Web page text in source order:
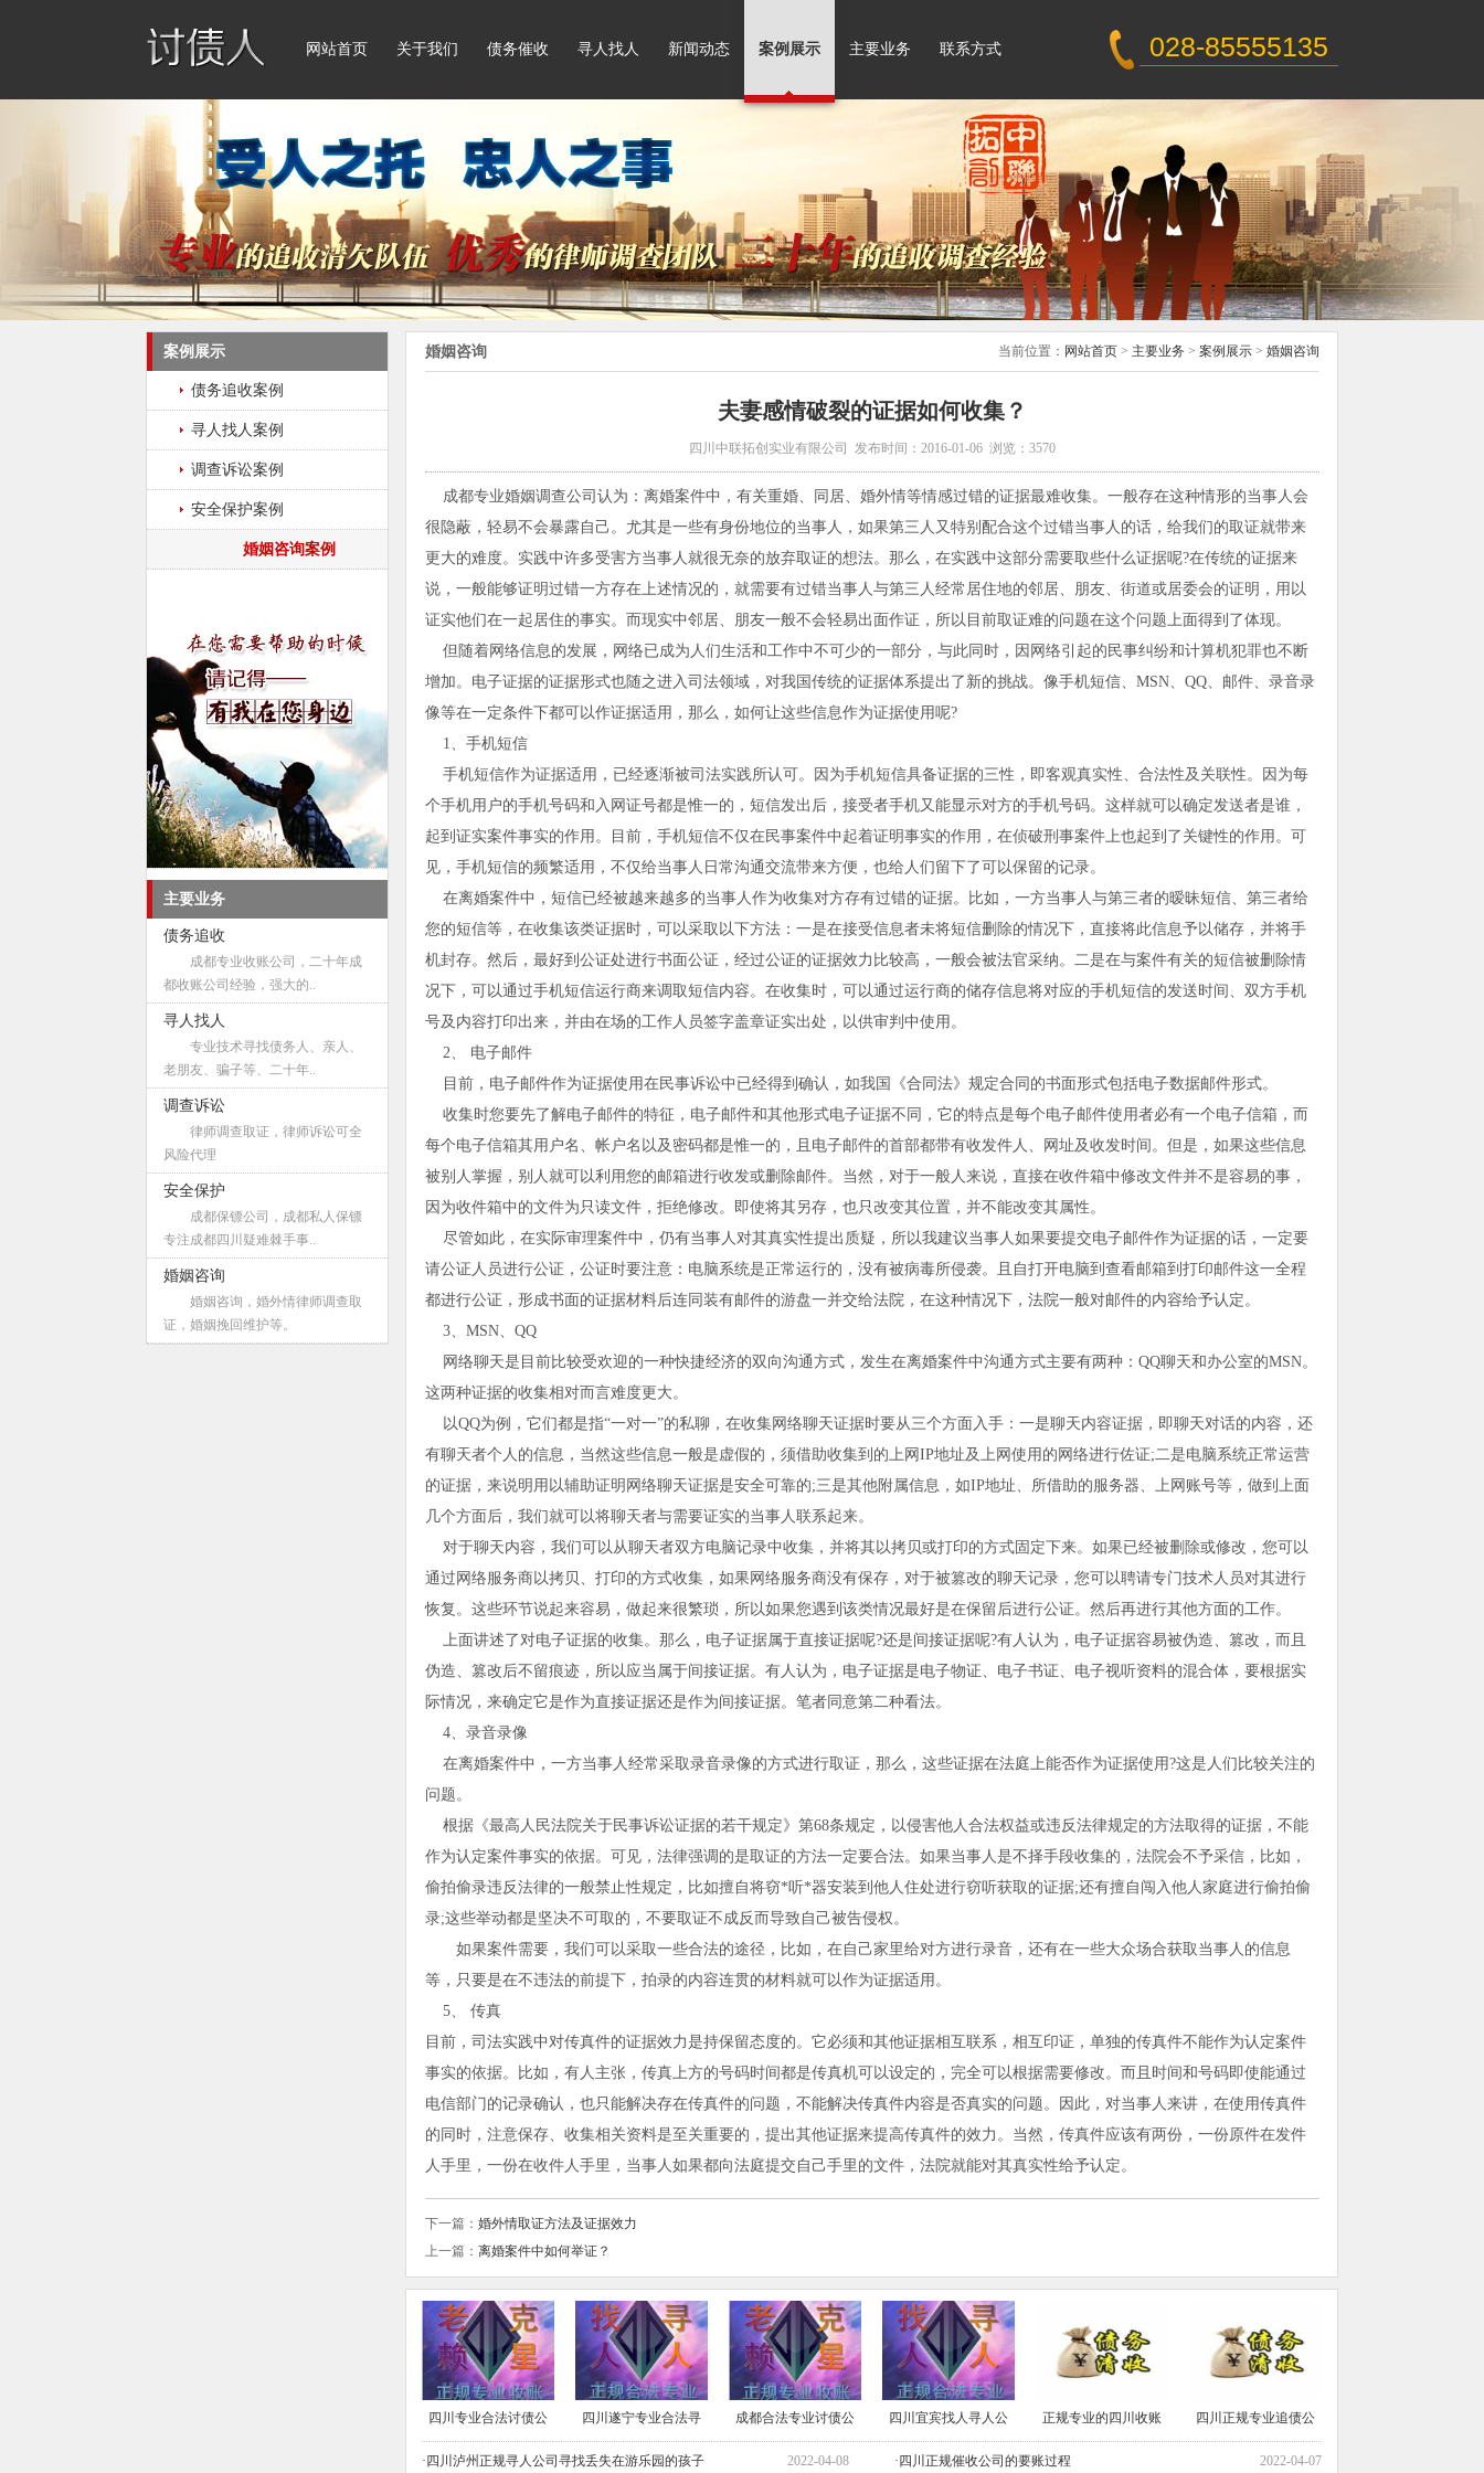
网站首页 关于我们 债务催收 寻人找人 新闻动态 案例展示 主要业务 联系方式 028-85555135
案例展示
债务追收案例
寻人找人案例
调查诉讼案例
安全保护案例
婚姻咨询案例
主要业务
债务追收
成都专业收账公司，二十年成
都收账公司经验，强大的..
寻人找人
专业技术寻找债务人、亲人、
老朋友、骗子等、二十年..
调查诉讼
律师调查取证，律师诉讼可全
风险代理
安全保护
成都保镖公司，成都私人保镖
专注成都四川疑难棘手事..
婚姻咨询
婚姻咨询，婚外情律师调查取
证，婚姻挽回维护等。
婚姻咨询 当前位置： 网站首页> 主要业务 > 案例展示> 婚姻咨询
夫妻感情破裂的证据如何收集？
四川中联拓创实业有限公司 发布时间：2016-01-06 浏览：3570
成都专业婚姻调查公司认为：离婚案件中，有关重婚、同居、婚外情等情感过错的证据最难收集。一般存在这种情形的当事人会
很隐蔽，轻易不会暴露自己。尤其是一些有身份地位的当事人，如果第三人又特别配合这个过错当事人的话，给我们的取证就带来
更大的难度。实践中许多受害方当事人就很无奈的放弃取证的想法。那么，在实践中这部分需要取些什么证据呢?在传统的证据来
说，一般能够证明过错一方存在上述情况的，就需要有过错当事人与第三人经常居住地的邻居、朋友、街道或居委会的证明，用以
证实他们在一起居住的事实。而现实中邻居、朋友一般不会轻易出面作证，所以目前取证难的问题在这个问题上面得到了体现。
但随着网络信息的发展，网络已成为人们生活和工作中不可少的一部分，与此同时，因网络引起的民事纠纷和计算机犯罪也不断
增加。电子证据的证据形式也随之进入司法领域，对我国传统的证据体系提出了新的挑战。像手机短信、MSN、QQ、邮件、录音录
像等在一定条件下都可以作证据适用，那么，如何让这些信息作为证据使用呢?
1、手机短信
手机短信作为证据适用，已经逐渐被司法实践所认可。因为手机短信具备证据的三性，即客观真实性、合法性及关联性。因为每
个手机用户的手机号码和入网证号都是惟一的，短信发出后，接受者手机又能显示对方的手机号码。这样就可以确定发送者是谁，
起到证实案件事实的作用。目前，手机短信不仅在民事案件中起着证明事实的作用，在侦破刑事案件上也起到了关键性的作用。可
见，手机短信的频繁适用，不仅给当事人日常沟通交流带来方便，也给人们留下了可以保留的记录。
在离婚案件中，短信已经被越来越多的当事人作为收集对方存有过错的证据。比如，一方当事人与第三者的暧昧短信、第三者给
您的短信等，在收集该类证据时，可以采取以下方法：一是在接受信息者未将短信删除的情况下，直接将此信息予以储存，并将手
机封存。然后，最好到公证处进行书面公证，经过公证的证据效力比较高，一般会被法官采纳。二是在与案件有关的短信被删除情
况下，可以通过手机短信运行商来调取短信内容。在收集时，可以通过运行商的储存信息将对应的手机短信的发送时间、双方手机
号及内容打印出来，并由在场的工作人员签字盖章证实出处，以供审判中使用。
2、 电子邮件
目前，电子邮件作为证据使用在民事诉讼中已经得到确认，如我国《合同法》规定合同的书面形式包括电子数据邮件形式。
收集时您要先了解电子邮件的特征，电子邮件和其他形式电子证据不同，它的特点是每个电子邮件使用者必有一个电子信箱，而
每个电子信箱其用户名、帐户名以及密码都是惟一的，且电子邮件的首部都带有收发件人、网址及收发时间。但是，如果这些信息
被别人掌握，别人就可以利用您的邮箱进行收发或删除邮件。当然，对于一般人来说，直接在收件箱中修改文件并不是容易的事，
因为收件箱中的文件为只读文件，拒绝修改。即使将其另存，也只改变其位置，并不能改变其属性。
尽管如此，在实际审理案件中，仍有当事人对其真实性提出质疑，所以我建议当事人如果要提交电子邮件作为证据的话，一定要
请公证人员进行公证，公证时要注意：电脑系统是正常运行的，没有被病毒所侵袭。且自打开电脑到查看邮箱到打印邮件这一全程
都进行公证，形成书面的证据材料后连同装有邮件的游盘一并交给法院，在这种情况下，法院一般对邮件的内容给予认定。
3、MSN、QQ
网络聊天是目前比较受欢迎的一种快捷经济的双向沟通方式，发生在离婚案件中沟通方式主要有两种：QQ聊天和办公室的MSN。
这两种证据的收集相对而言难度更大。
以QQ为例，它们都是指“一对一”的私聊，在收集网络聊天证据时要从三个方面入手：一是聊天内容证据，即聊天对话的内容，还
有聊天者个人的信息，当然这些信息一般是虚假的，须借助收集到的上网IP地址及上网使用的网络进行佐证;二是电脑系统正常运营
的证据，来说明用以辅助证明网络聊天证据是安全可靠的;三是其他附属信息，如IP地址、所借助的服务器、上网账号等，做到上面
几个方面后，我们就可以将聊天者与需要证实的当事人联系起来。
对于聊天内容，我们可以从聊天者双方电脑记录中收集，并将其以拷贝或打印的方式固定下来。如果已经被删除或修改，您可以
通过网络服务商以拷贝、打印的方式收集，如果网络服务商没有保存，对于被篡改的聊天记录，您可以聘请专门技术人员对其进行
恢复。这些环节说起来容易，做起来很繁琐，所以如果您遇到该类情况最好是在保留后进行公证。然后再进行其他方面的工作。
上面讲述了对电子证据的收集。那么，电子证据属于直接证据呢?还是间接证据呢?有人认为，电子证据容易被伪造、篡改，而且
伪造、篡改后不留痕迹，所以应当属于间接证据。有人认为，电子证据是电子物证、电子书证、电子视听资料的混合体，要根据实
际情况，来确定它是作为直接证据还是作为间接证据。笔者同意第二种看法。
4、录音录像
在离婚案件中，一方当事人经常采取录音录像的方式进行取证，那么，这些证据在法庭上能否作为证据使用?这是人们比较关注的
问题。
根据《最高人民法院关于民事诉讼证据的若干规定》第68条规定，以侵害他人合法权益或违反法律规定的方法取得的证据，不能
作为认定案件事实的依据。可见，法律强调的是取证的方法一定要合法。如果当事人是不择手段收集的，法院会不予采信，比如，
偷拍偷录违反法律的一般禁止性规定，比如擅自将窃*听*器安装到他人住处进行窃听获取的证据;还有擅自闯入他人家庭进行偷拍偷
录;这些举动都是坚决不可取的，不要取证不成反而导致自己被告侵权。
如果案件需要，我们可以采取一些合法的途径，比如，在自己家里给对方进行录音，还有在一些大众场合获取当事人的信息
等，只要是在不违法的前提下，拍录的内容连贯的材料就可以作为证据适用。
5、 传真
目前，司法实践中对传真件的证据效力是持保留态度的。它必须和其他证据相互联系，相互印证，单独的传真件不能作为认定案件
事实的依据。比如，有人主张，传真上方的号码时间都是传真机可以设定的，完全可以根据需要修改。而且时间和号码即使能通过
电信部门的记录确认，也只能解决存在传真件的问题，不能解决传真件内容是否真实的问题。因此，对当事人来讲，在使用传真件
的同时，注意保存、收集相关资料是至关重要的，提出其他证据来提高传真件的效力。当然，传真件应该有两份，一份原件在发件
人手里，一份在收件人手里，当事人如果都向法庭提交自己手里的文件，法院就能对其真实性给予认定。
下一篇： 婚外情取证方法及证据效力
上一篇： 离婚案件中如何举证？
四川专业合法讨债公 四川遂宁专业合法寻 成都合法专业讨债公 四川宜宾找人寻人公 正规专业的四川收账 四川正规专业追债公
·四川泸州正规寻人公司寻找丢失在游乐园的孩子 2022-04-08 ·四川正规催收公司的要账过程 2022-04-07